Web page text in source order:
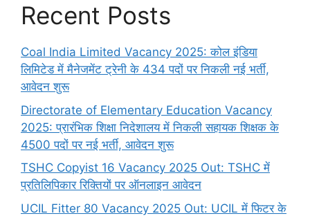
Recent Posts
Coal India Limited Vacancy 2025: कोल इंडिया
लिमिटेड में मैनेजमेंट ट्रेनी के 434 पदों पर निकली नई भर्ती,
आवेदन शुरू
Directorate of Elementary Education Vacancy
2025: प्रारंभिक शिक्षा निदेशालय में निकली सहायक शिक्षक के
4500 पदों पर नई भर्ती, आवेदन शुरू
TSHC Copyist 16 Vacancy 2025 Out: TSHC में
प्रतिलिपिकार रिक्तियों पर ऑनलाइन आवेदन
UCIL Fitter 80 Vacancy 2025 Out: UCIL में फिटर के